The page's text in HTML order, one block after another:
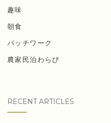
趣味
朝食
パッチワーク
農家民泊わらび
RECENT ARTICLES